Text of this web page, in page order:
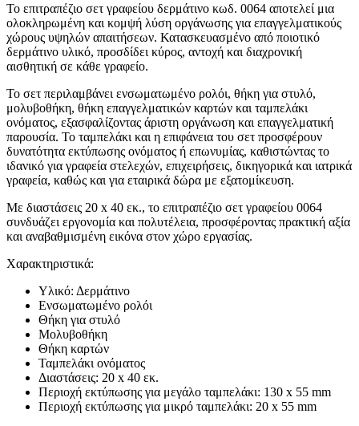
Το επιτραπέζιο σετ γραφείου δερμάτινο κωδ. 0064 αποτελεί μια
ολοκληρωμένη και κομψή λύση οργάνωσης για επαγγελματικούς
χώρους υψηλών απαιτήσεων. Κατασκευασμένο από ποιοτικό
δερμάτινο υλικό, προσδίδει κύρος, αντοχή και διαχρονική
αισθητική σε κάθε γραφείο.
Το σετ περιλαμβάνει ενσωματωμένο ρολόι, θήκη για στυλό,
μολυβοθήκη, θήκη επαγγελματικών καρτών και ταμπελάκι
ονόματος, εξασφαλίζοντας άριστη οργάνωση και επαγγελματική
παρουσία. Το ταμπελάκι και η επιφάνεια του σετ προσφέρουν
δυνατότητα εκτύπωσης ονόματος ή επωνυμίας, καθιστώντας το
ιδανικό για γραφεία στελεχών, επιχειρήσεις, δικηγορικά και ιατρικά
γραφεία, καθώς και για εταιρικά δώρα με εξατομίκευση.
Με διαστάσεις 20 x 40 εκ., το επιτραπέζιο σετ γραφείου 0064
συνδυάζει εργονομία και πολυτέλεια, προσφέροντας πρακτική αξία
και αναβαθμισμένη εικόνα στον χώρο εργασίας.
Χαρακτηριστικά:
Υλικό: Δερμάτινο
Ενσωματωμένο ρολόι
Θήκη για στυλό
Μολυβοθήκη
Θήκη καρτών
Ταμπελάκι ονόματος
Διαστάσεις: 20 x 40 εκ.
Περιοχή εκτύπωσης για μεγάλο ταμπελάκι: 130 x 55 mm
Περιοχή εκτύπωσης για μικρό ταμπελάκι: 20 x 55 mm